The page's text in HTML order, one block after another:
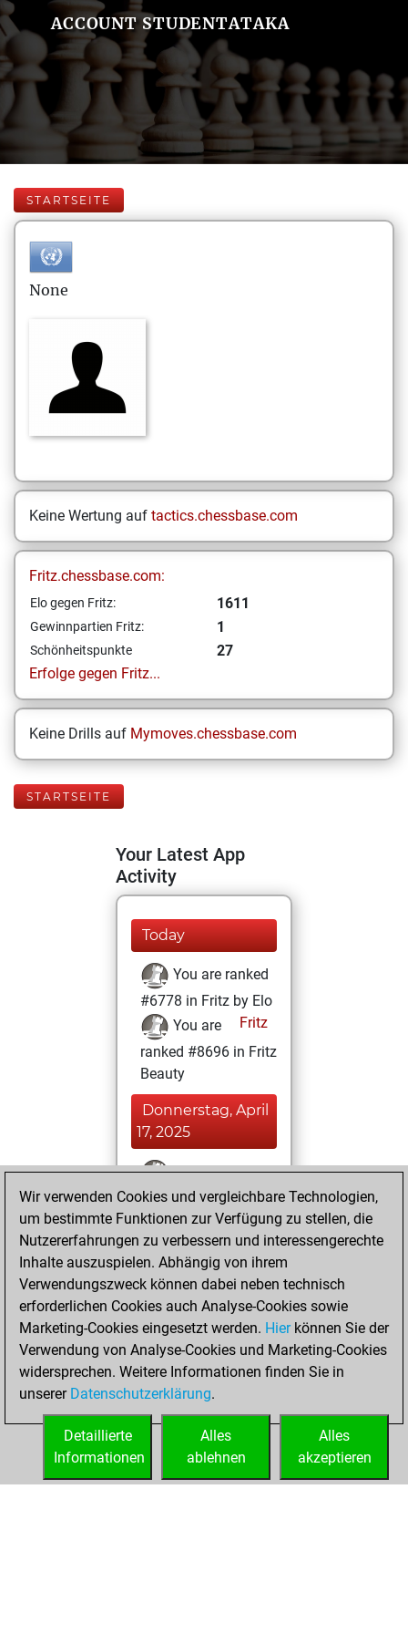
ACCOUNT STUDENTATAKA
STARTSEITE
None
Keine Wertung auf tactics.chessbase.com
Fritz.chessbase.com:
Elo gegen Fritz: 1611
Gewinnpartien Fritz: 1
Schönheitspunkte
27
Erfolge gegen Fritz...
Keine Drills auf Mymoves.chessbase.com
STARTSEITE
Your Latest App
Activity
Today
You are ranked
#6778 in Fritz by Elo
Fritz
You are
ranked #8696 in Fritz
Beauty
Donnerstag, April
17, 2025
You won
against Fritz
Fritz
You achieved a
BeautyScore of 27
You achieved a
new Elo of 1611
Sonntag, April 11,
2021
You created
your Fritz account
Wir verwenden Cookies und vergleichbare Technologien,
um bestimmte Funktionen zur Verfügung zu stellen, die
Nutzererfahrungen zu verbessern und interessengerechte
Inhalte auszuspielen. Abhängig von ihrem
Verwendungszweck können dabei neben technisch
erforderlichen Cookies auch Analyse-Cookies sowie
Marketing-Cookies eingesetzt werden. Hierkönnen Sie der
Verwendung von Analyse-Cookies und Marketing-Cookies
widersprechen. Weitere Informationen finden Sie in
unserer Datenschutzerklärung.
Alles
akzeptieren
Alles
ablehnen
Detaillierte
Informationen